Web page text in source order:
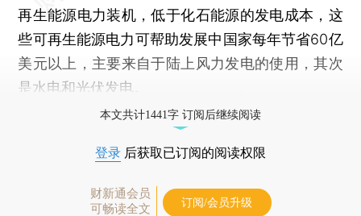
再生能源电力装机，低于化石能源的发电成本，这
些可再生能源电力可帮助发展中国家每年节省60亿
美元以上，主要来自于陆上风力发电的使用，其次
是水电和光伏发电。
本文共计1441字 订阅后继续阅读
登录 后获取已订阅的阅读权限
财新通会员
可畅读全文
订阅/会员升级